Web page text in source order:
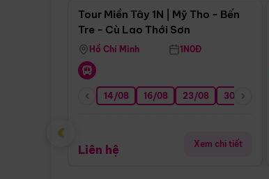
Tour Miền Tây 1N | Mỹ Tho - Bến
Tre - Cù Lao Thới Sơn
Hồ Chí Minh 1N0Đ
14/08 16/08 23/08 30/08
Liên hệ Xem chi tiết
‹